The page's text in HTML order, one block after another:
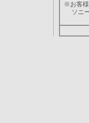
※お客様
ソニ